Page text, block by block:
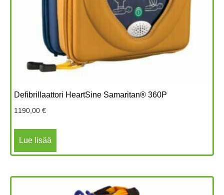
Defibrillaattori HeartSine Samaritan® 360P
1190,00 €
Lue lisää